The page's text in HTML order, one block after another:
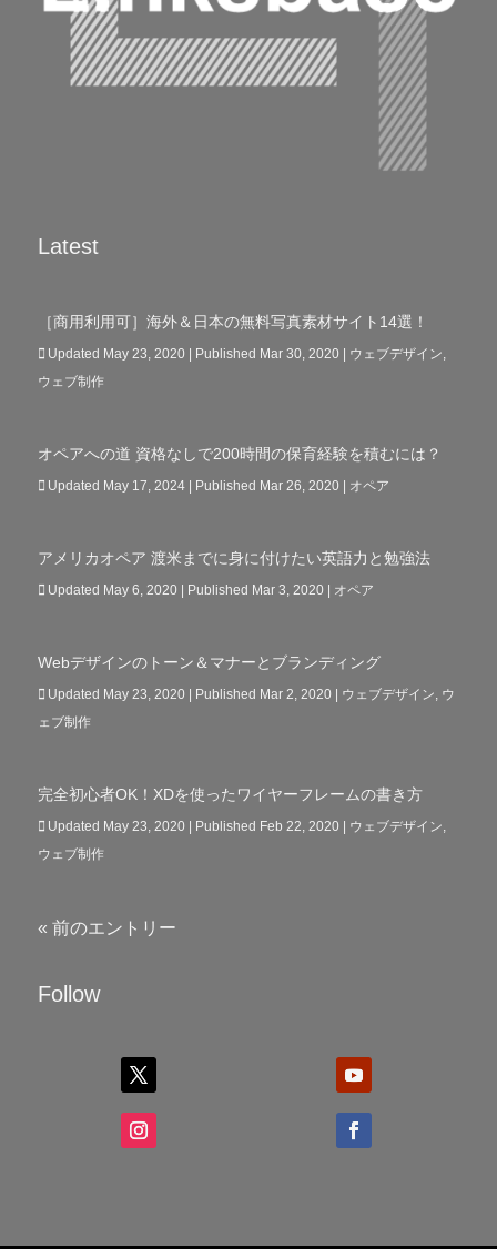
Latest
［商用利用可］海外＆日本の無料写真素材サイト14選！
Updated May 23, 2020 | Published Mar 30, 2020| ウェブデザイン,
ウェブ制作
オペアへの道 資格なしで200時間の保育経験を積むには？
Updated May 17, 2024 | Published Mar 26, 2020| オペア
アメリカオペア 渡米までに身に付けたい英語力と勉強法
Updated May 6, 2020 | Published Mar 3, 2020| オペア
Webデザインのトーン＆マナーとブランディング
Updated May 23, 2020 | Published Mar 2, 2020| ウェブデザイン, ウ
ェブ制作
完全初心者OK！XDを使ったワイヤーフレームの書き方
Updated May 23, 2020 | Published Feb 22, 2020| ウェブデザイン,
ウェブ制作
« 前のエントリー
Follow